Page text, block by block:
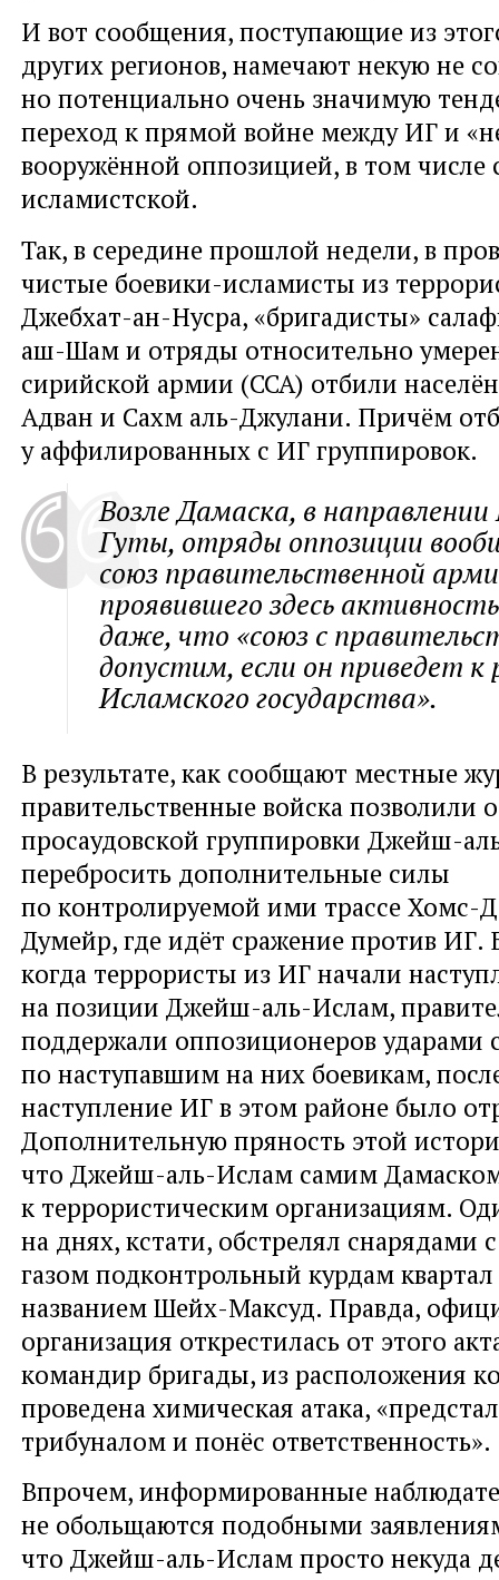
И вот сообщения, поступающие из
других регионов, намечают некую не
но потенциально очень значимую
переход к прямой войне между ИГ и
вооружённой оппозицией, в том числе
исламистской.
Так, в середине прошлой недели, в
чистые боевики-исламисты из
Джебхат-ан-Нусра, «бригадисты»
аш-Шам и отряды относительно
сирийской армии (ССА) отбили
Адван и Сахм аль-Джулани. Причём
у аффилированных с ИГ группировок.
Возле Дамаска, в
Гуты, отряды оппозиции
союз правительственной
проявившего здесь
даже, что «союз с
допустим, если он приведет к
Исламского государства».
В результате, как сообщают местные
правительственные войска позволили
просаудовской группировки Джейш-
перебросить дополнительные силы
по контролируемой ими трассе Хомс-
Думейр, где идёт сражение против ИГ.
когда террористы из ИГ начали
на позиции Джейш-аль-Ислам,
поддержали оппозиционеров ударами
по наступавшим на них боевикам,
наступление ИГ в этом районе было
Дополнительную пряность этой
что Джейш-аль-Ислам самим
к террористическим организациям.
на днях, кстати, обстрелял снарядами
газом подконтрольный курдам
названием Шейх-Максуд. Правда,
организация открестилась от этого
командир бригады, из расположения
проведена химическая атака,
трибуналом и понёс ответственность».
Впрочем, информированные
не обольщаются подобными
что Джейш-аль-Ислам просто некуда